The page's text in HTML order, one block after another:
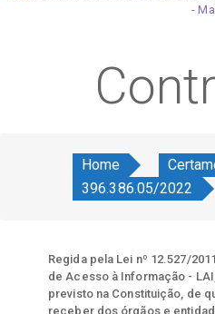
Home
396.386.05/2022
Regida pela Lei nº 12.527/
de Acesso à Informação -
previsto na Constituição, de
receber dos órgãos e